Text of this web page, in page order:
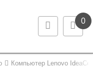
0
Компьютер Lenovo